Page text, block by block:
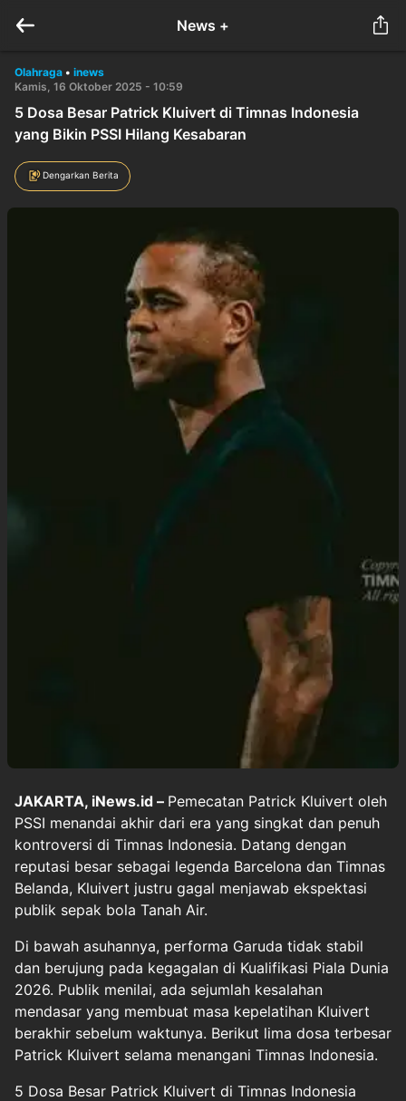
News +
Olahraga • inews
Kamis, 16 Oktober 2025 - 10:59
5 Dosa Besar Patrick Kluivert di Timnas Indonesia
yang Bikin PSSI Hilang Kesabaran
Dengarkan Berita
JAKARTA, iNews.id – Pemecatan Patrick Kluivert oleh
PSSI menandai akhir dari era yang singkat dan penuh
kontroversi di Timnas Indonesia. Datang dengan
reputasi besar sebagai legenda Barcelona dan Timnas
Belanda, Kluivert justru gagal menjawab ekspektasi
publik sepak bola Tanah Air.
Di bawah asuhannya, performa Garuda tidak stabil
dan berujung pada kegagalan di Kualifikasi Piala Dunia
2026. Publik menilai, ada sejumlah kesalahan
mendasar yang membuat masa kepelatihan Kluivert
berakhir sebelum waktunya. Berikut lima dosa terbesar
Patrick Kluivert selama menangani Timnas Indonesia.
5 Dosa Besar Patrick Kluivert di Timnas Indonesia